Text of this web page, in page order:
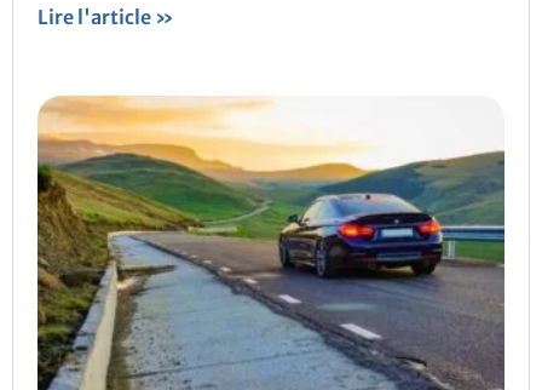
Lire l'article »